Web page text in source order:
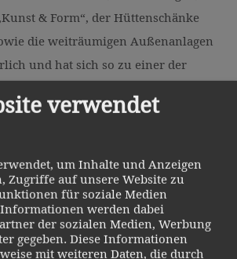
& Form“, der Hüttenschänke
die weiträumigen Außenanlagen
und hat sich so zu einer der
(Künstler,
Kunsthandwerker,
Ingenieure, Kaufleute,
Dekorateure, Floristen
...) leben und arbeiten
verwendet
um Inhalte und Anzeigen
Zugriffe auf unsere Website zu
für soziale Medien
werden dabei
der sozialen Medien, Werbung
gegeben. Diese Informationen
mit weiteren Daten, die durch